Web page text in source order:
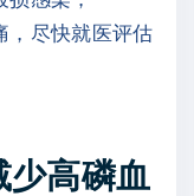
，尽快就医评估
高磷血